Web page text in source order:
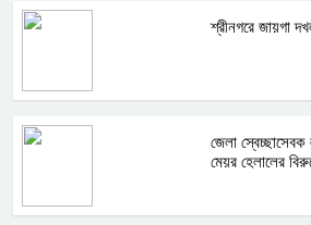
শ্রীনগরে জায়গা
জেলা
মেয়র হেলালের